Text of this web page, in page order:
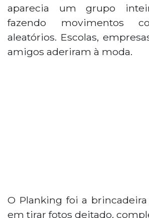
aparecia um grupo
fazendo movimentos
aleatórios. Escolas,
amigos aderiram à moda.
O Planking foi a
em tirar fotos deitado,